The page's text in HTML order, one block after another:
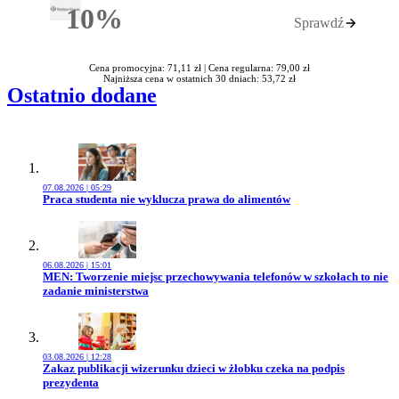
10%Rabatu Sprawdź
Cena promocyjna: 71,11 zł | Cena regularna: 79,00 zł
Najniższa cena w ostatnich 30 dniach: 53,72 zł
Ostatnio dodane
07.08.2026 | 05:29
Przejdź do artykułu:
Praca studenta nie wyklucza prawa do alimentów
06.08.2026 | 15:01
Przejdź do artykułu:
MEN: Tworzenie miejsc przechowywania telefonów w szkołach to nie
zadanie ministerstwa
03.08.2026 | 12:28
Przejdź do artykułu:
Zakaz publikacji wizerunku dzieci w żłobku czeka na podpis
prezydenta